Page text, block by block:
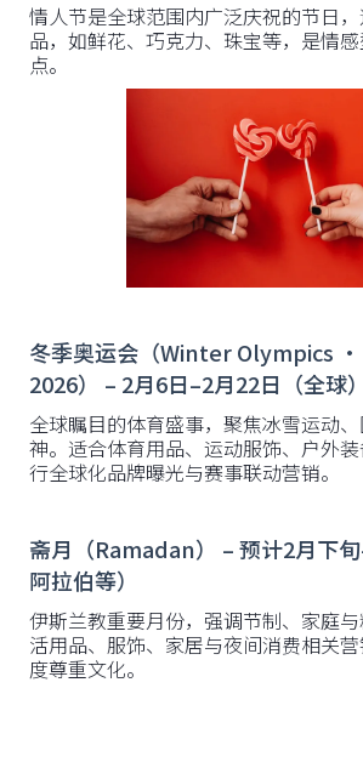
情人节是全球范围内广泛庆祝的节日
品，如鲜花、巧克力、珠宝等，是情
点。
冬季奥运会（Winter Olympics
2026） – 2月6日–2月22日（全球）
全球瞩目的体育盛事，聚焦冰雪运动
神。适合体育用品、运动服饰、户外
行全球化品牌曝光与赛事联动营销。
斋月（Ramadan） – 预计2月下
阿拉伯等）
伊斯兰教重要月份，强调节制、家庭
活用品、服饰、家居与夜间消费相关
度尊重文化。